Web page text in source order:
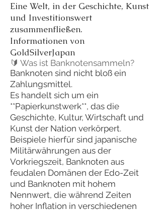
Eine Welt, in der Geschichte, Kunst
und Investitionswert
zusammenfließen.
Informationen von
GoldSilverJapan
🔰 Was ist Banknotensammeln?
Banknoten sind nicht bloß ein
Zahlungsmittel.
Es handelt sich um ein
**Papierkunstwerk**, das die
Geschichte, Kultur, Wirtschaft und
Kunst der Nation verkörpert.
Beispiele hierfür sind japanische
Militärwährungen aus der
Vorkriegszeit, Banknoten aus
feudalen Domänen der Edo-Zeit
und Banknoten mit hohem
Nennwert, die während Zeiten
hoher Inflation in verschiedenen